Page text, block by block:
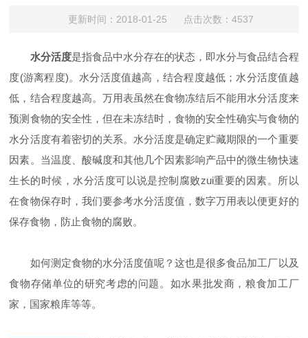
更新时间：2018-01-25 点击次数：4537
水分活度是指食品中水分存在的状态，即水分与食品结合程
度(游离程度)。水分活度值越高，结合程度越低；水分活度值越
低，结合程度越高。万用表虽然在食物冻结后不能用水分活度来
预测食物的安全性，但在未冻结时，食物的安全性确实与食物的
水分活度有着密切的关系。水分活度是确定贮藏期限的一个重要
因素。当温度、酸碱度和其他几个因素影响产品中的微生物快速
生长的时候，水分活度可以说是控制腐败zui重要的因素。所以
在食物保存时，我们要参考水分活度值，数字万用表以便更好的
保存食物，防止食物的腐败。
如何测定食物的水分活度值呢？这也是很多食品加工厂以及
食物存储单位的研究考虑的问题。如水果批发商，粮食加工厂
家，国家粮库等等。